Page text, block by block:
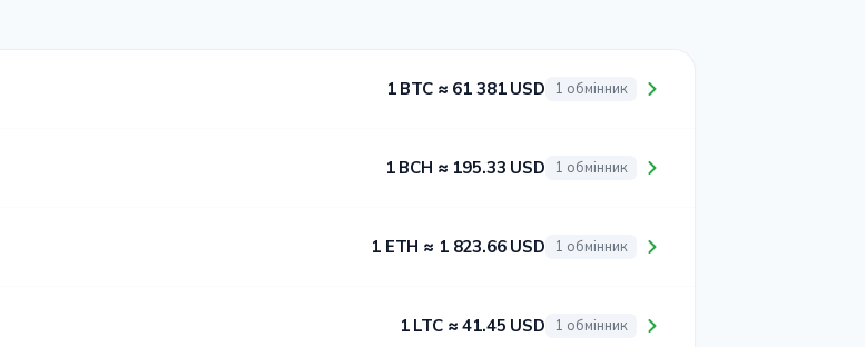
1 BTC ≈ 61 381 USD 1 обмінник
1 BCH ≈ 195.33 USD 1 обмінник
1 ETH ≈ 1 823.66 USD 1 обмінник
1 LTC ≈ 41.45 USD 1 обмінник